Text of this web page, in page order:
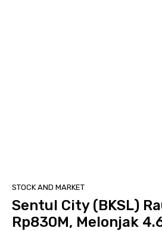
STOCK AND MARKET
Sentul City (BKSL)
Rp830M, Melonjak